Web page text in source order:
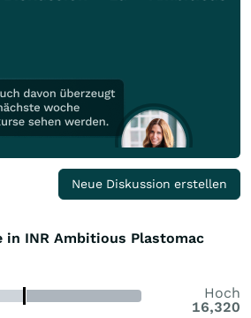
Neue Diskussion erstellen
in INR Ambitious Plastomac
Hoch
16,320